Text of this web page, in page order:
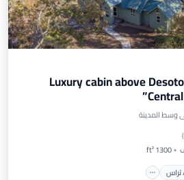
Luxury cabin above
)
1300 ft²
شرفة / تراس